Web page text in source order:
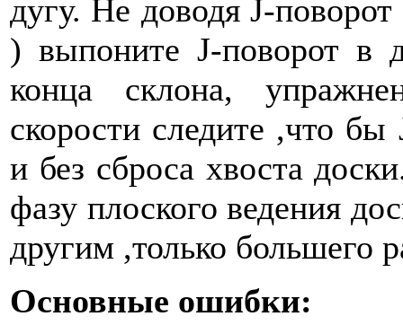
дугу. Не доводя J-
) выпоните J-поворот в
конца склона,
скорости следите ,что
и без сброса хвоста
фазу плоского ведения
другим ,только большего
Основные ошибки: